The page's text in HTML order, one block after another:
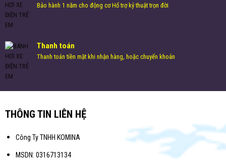
Bảo hành 1 năm cho động cơ Hổ trợ kỷ thuật trọn đời
Thanh toán
Thanh toán tiền mặt khi nhận hàng, hoặc chuyển khoản
THÔNG TIN LIÊN HỆ
Công Ty TNHH KOMINA
MSDN: 0316713134